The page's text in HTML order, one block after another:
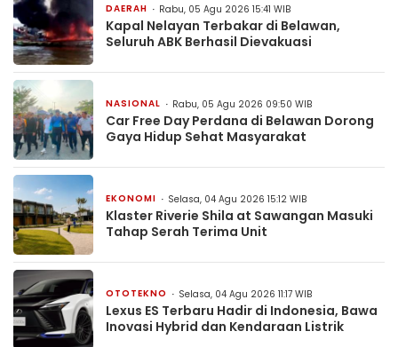
DAERAH Rabu, 05 Agu 2026 15:41 WIB
Kapal Nelayan Terbakar di Belawan,
Seluruh ABK Berhasil Dievakuasi
NASIONAL Rabu, 05 Agu 2026 09:50 WIB
Car Free Day Perdana di Belawan Dorong
Gaya Hidup Sehat Masyarakat
EKONOMI Selasa, 04 Agu 2026 15:12 WIB
Klaster Riverie Shila at Sawangan Masuki
Tahap Serah Terima Unit
OTOTEKNO Selasa, 04 Agu 2026 11:17 WIB
Lexus ES Terbaru Hadir di Indonesia, Bawa
Inovasi Hybrid dan Kendaraan Listrik